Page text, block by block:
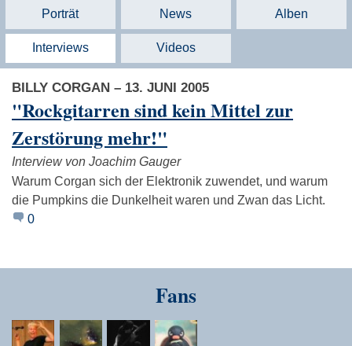
Porträt News Alben
Interviews Videos
BILLY CORGAN – 13. JUNI 2005
"Rockgitarren sind kein Mittel zur
Zerstörung mehr!"
Interview von Joachim Gauger
Warum Corgan sich der Elektronik zuwendet, und warum
die Pumpkins die Dunkelheit waren und Zwan das Licht.
0
Fans